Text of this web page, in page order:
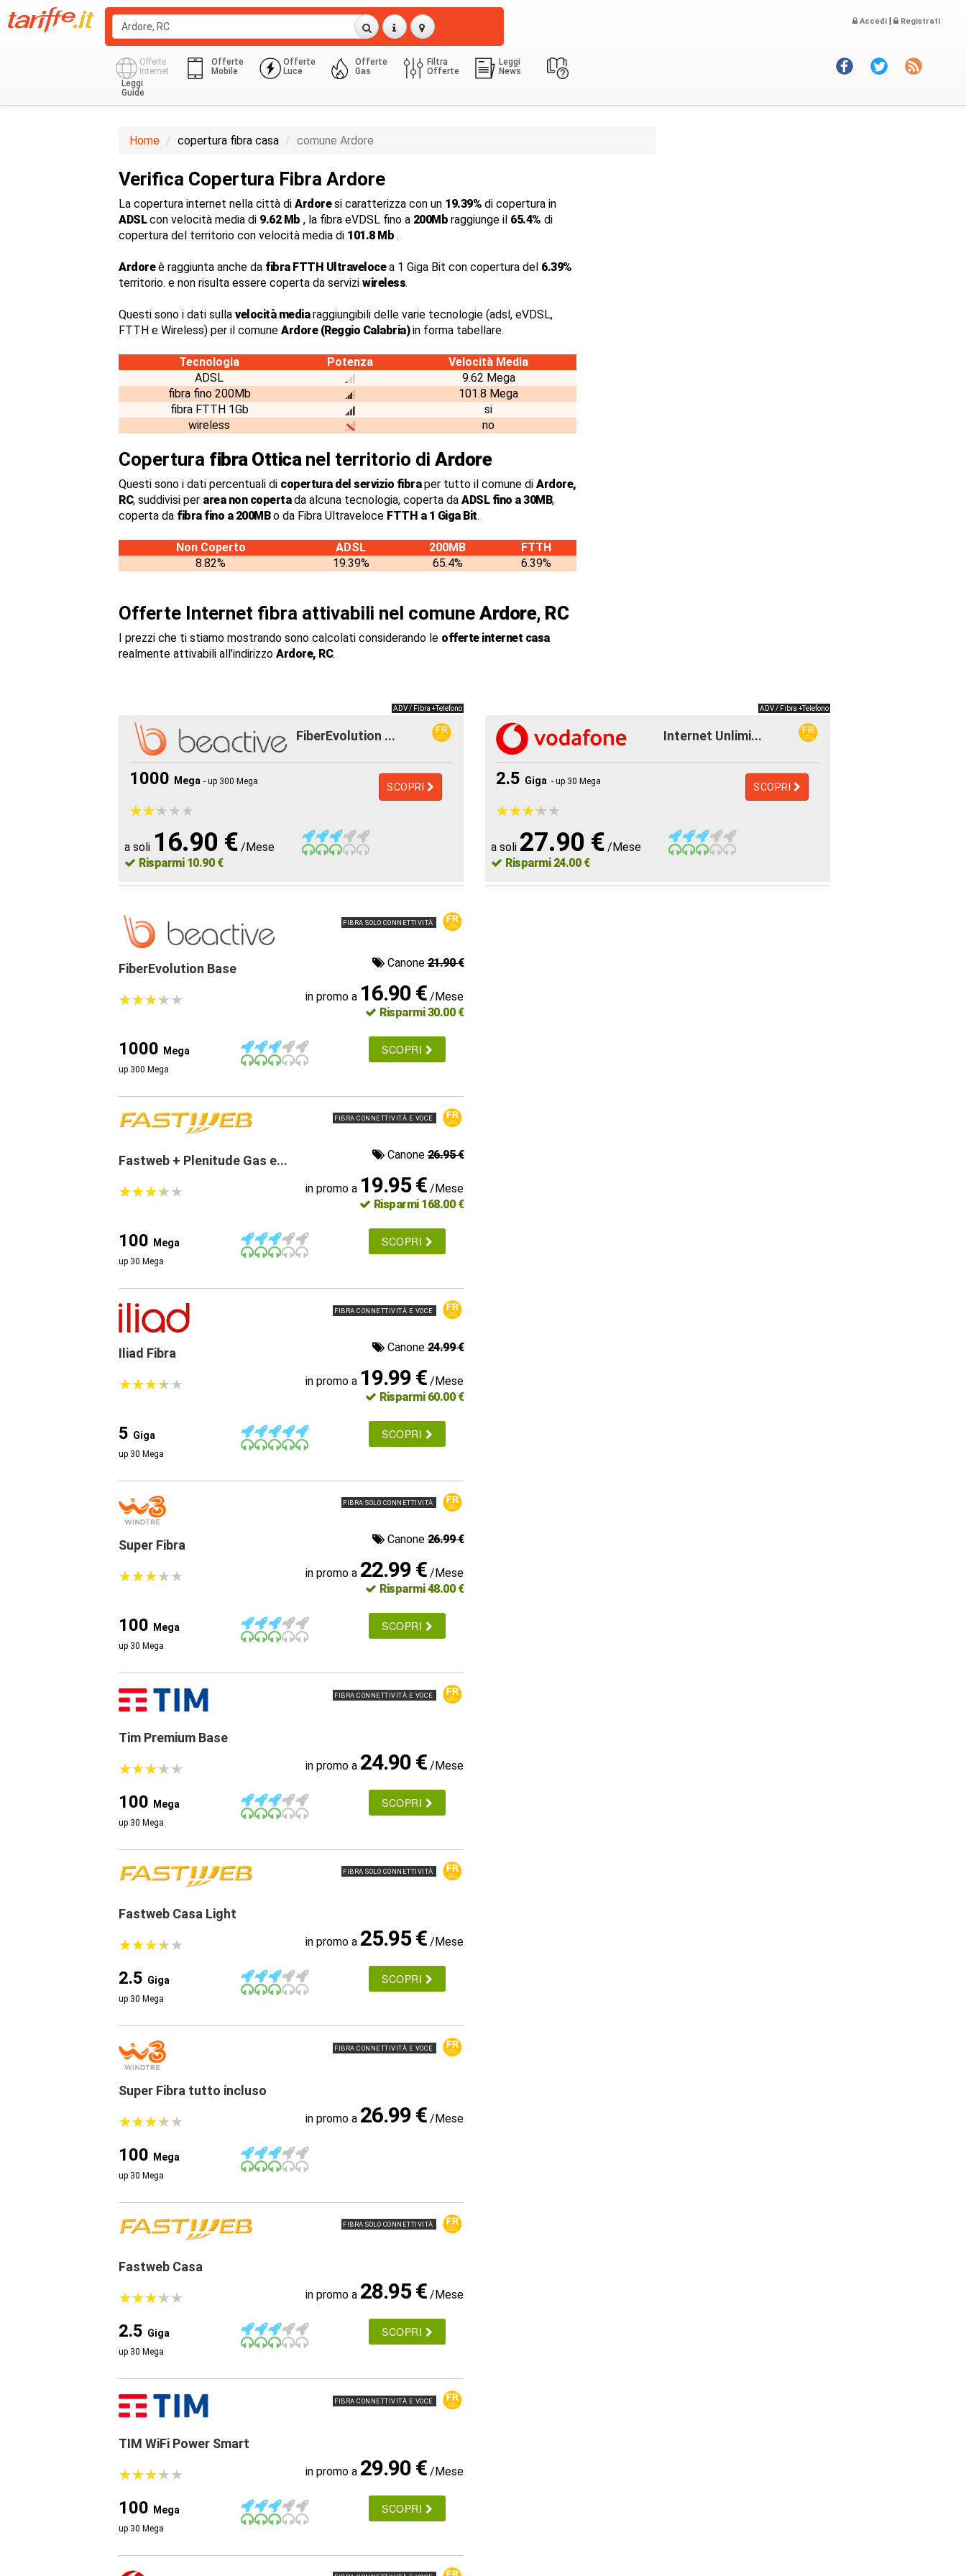
Accedi | Registrati
Offerte
Internet
Offerte
Mobile
Offerte
Luce
Offerte
Gas
Filtra
Offerte
Leggi
News
Leggi
Guide
Home copertura fibra casa comune Ardore
Verifica Copertura Fibra Ardore
La copertura internet nella città di Ardoresi caratterizza con un 19.39% di copertura in
ADSLcon velocità media di 9.62 Mb , la fibra eVDSL fino a 200Mb raggiunge il 65.4% di
copertura del territorio con velocità media di 101.8 Mb .
Ardoreè raggiunta anche da fibra FTTH Ultravelocea 1 Giga Bit con copertura del 6.39%
territorio. e non risulta essere coperta da servizi wireless.
Questi sono i dati sulla velocità mediaraggiungibili delle varie tecnologie (adsl, eVDSL,
FTTH e Wireless) per il comune Ardore (Reggio Calabria)in forma tabellare.
Tecnologia Potenza
Velocità Media
ADSL
9.62 Mega
fibra fino 200Mb
101.8 Mega
fibra FTTH 1Gb
si
wireless
no
Copertura fibra Otticanel territorio di Ardore
Questi sono i dati percentuali di copertura del servizio fibraper tutto il comune di Ardore,
RC, suddivisi per area non copertada alcuna tecnologia, coperta da ADSL fino a 30MB,
coperta da fibra fino a 200MBo da Fibra Ultraveloce FTTH a 1 Giga Bit.
Non Coperto ADSL 200MB
FTTH
8.82%
19.39% 65.4% 6.39%
Offerte Internet fibra attivabili nel comune Ardore, RC
I prezzi che ti stiamo mostrando sono calcolati considerando le offerte internet casa
realmente attivabili all'indirizzo Ardore, RC.
ADV / Fibra +Telefono
FiberEvolution ...
1000 Mega - up 300 Mega SCOPRI
★★★★★
★★★★★
a soli 16.90 € /Mese
Risparmi 10.90 €
ADV / Fibra +Telefono
Internet Unlimi...
2.5 Giga - up 30 Mega SCOPRI
★★★★★
★★★★★
a soli 27.90 € /Mese
Risparmi 24.00 €
FIBRA SOLO CONNETTIVITÀ
FiberEvolution Base Canone21.90 €
★★★★★
★★★★★ in promo a 16.90 € /Mese
Risparmi 30.00 €
1000 Mega
up 300 Mega
SCOPRI
FIBRA CONNETTIVITÀ E VOCE
Fastweb + Plenitude Gas e... Canone26.95 €
★★★★★
★★★★★ in promo a 19.95 € /Mese
Risparmi 168.00 €
100 Mega
up 30 Mega
SCOPRI
FIBRA CONNETTIVITÀ E VOCE
Iliad Fibra Canone24.99 €
★★★★★
★★★★★ in promo a 19.99 € /Mese
Risparmi 60.00 €
5 Giga
up 30 Mega
SCOPRI
FIBRA SOLO CONNETTIVITÀ
Super Fibra Canone26.99 €
★★★★★
★★★★★ in promo a 22.99 € /Mese
Risparmi 48.00 €
100 Mega
up 30 Mega
SCOPRI
FIBRA CONNETTIVITÀ E VOCE
Tim Premium Base
★★★★★
★★★★★ in promo a 24.90 € /Mese
100 Mega
up 30 Mega
SCOPRI
FIBRA SOLO CONNETTIVITÀ
Fastweb Casa Light
★★★★★
★★★★★ in promo a 25.95 € /Mese
2.5 Giga
up 30 Mega
SCOPRI
FIBRA CONNETTIVITÀ E VOCE
Super Fibra tutto incluso
★★★★★
★★★★★ in promo a 26.99 € /Mese
100 Mega
up 30 Mega
FIBRA SOLO CONNETTIVITÀ
Fastweb Casa
★★★★★
★★★★★ in promo a 28.95 € /Mese
2.5 Giga
up 30 Mega
SCOPRI
FIBRA CONNETTIVITÀ E VOCE
TIM WiFi Power Smart
★★★★★
★★★★★ in promo a 29.90 € /Mese
100 Mega
up 30 Mega
SCOPRI